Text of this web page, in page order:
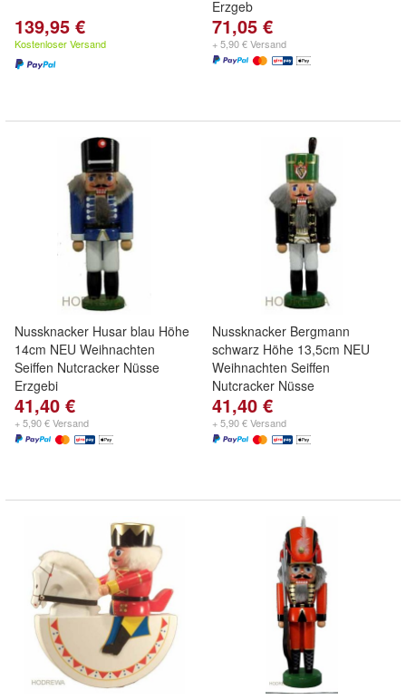
139,95 €
Kostenloser Versand
Erzgeb
71,05 €
+ 5,90 € Versand
Nussknacker Husar blau Höhe
14cm NEU Weihnachten
Seiffen Nutcracker Nüsse
Erzgebi
41,40 €
+ 5,90 € Versand
Nussknacker Bergmann
schwarz Höhe 13,5cm NEU
Weihnachten Seiffen
Nutcracker Nüsse
41,40 €
+ 5,90 € Versand